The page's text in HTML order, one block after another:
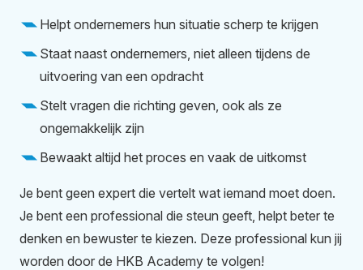
Helpt ondernemers hun situatie scherp te krijgen
Staat naast ondernemers, niet alleen tijdens de
uitvoering van een opdracht
Stelt vragen die richting geven, ook als ze
ongemakkelijk zijn
Bewaakt altijd het proces en vaak de uitkomst
Je bent geen expert die vertelt wat iemand moet doen.
Je bent een professional die steun geeft, helpt beter te
denken en bewuster te kiezen. Deze professional kun jij
worden door de HKB Academy te volgen!
Gebruik
onze
methodiek
en